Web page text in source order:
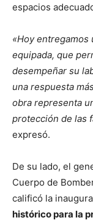
espacios
«Hoy entregamos
equipada, que
desempeñar su
una respuesta
obra representa
protección de las
expresó.
De su lado, el
Cuerpo de
calificó la
histórico para la